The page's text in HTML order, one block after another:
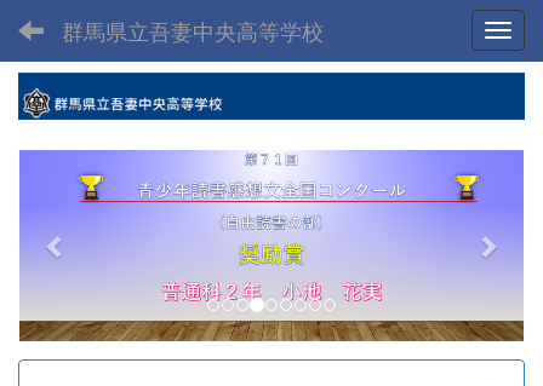
群馬県立吾妻中央高等学校
e
v
o
u
x
t